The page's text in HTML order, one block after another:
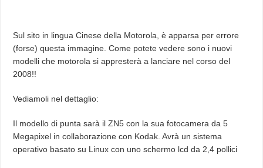
Sul sito in lingua Cinese della Motorola, è apparsa per errore
(forse) questa immagine. Come potete vedere sono i nuovi
modelli che motorola si appresterà a lanciare nel corso del
2008!!
Vediamoli nel dettaglio:
Il modello di punta sarà il ZN5 con la sua fotocamera da 5
Megapixel in collaborazione con Kodak. Avrà un sistema
operativo basato su Linux con uno schermo lcd da 2,4 pollici